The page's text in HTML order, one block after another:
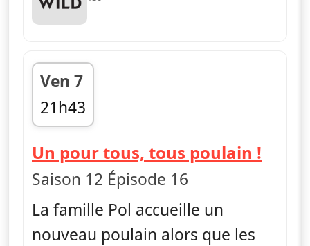
Ven 7
21h43
fin 22h25
Un pour tous, tous poulain !
Saison 12 Épisode 16
La famille Pol accueille un
nouveau poulain alors que les